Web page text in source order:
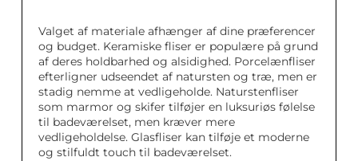
Valget af materiale afhænger af dine præferencer
og budget. Keramiske fliser er populære på grund
af deres holdbarhed og alsidighed. Porcelænfliser
efterligner udseendet af natursten og træ, men er
stadig nemme at vedligeholde. Naturstenfliser
som marmor og skifer tilføjer en luksuriøs følelse
til badeværelset, men kræver mere
vedligeholdelse. Glasfliser kan tilføje et moderne
og stilfuldt touch til badeværelset.